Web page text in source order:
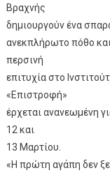
Βραχνής
δημιουργούν ένα
ανεκπλήρωτο πόθο
περσινή
επιτυχία στο
«Επιστροφή»
έρχεται ανανεωμένη
12 και
13 Μαρτίου.
«Η πρώτη αγάπη δεν